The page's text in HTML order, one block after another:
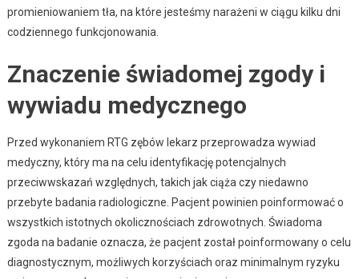
promieniowaniem tła, na które jesteśmy narażeni w ciągu kilku dni
codziennego funkcjonowania.
Znaczenie świadomej zgody i
wywiadu medycznego
Przed wykonaniem RTG zębów lekarz przeprowadza wywiad
medyczny, który ma na celu identyfikację potencjalnych
przeciwwskazań względnych, takich jak ciąża czy niedawno
przebyte badania radiologiczne. Pacjent powinien poinformować o
wszystkich istotnych okolicznościach zdrowotnych. Świadoma
zgoda na badanie oznacza, że pacjent został poinformowany o celu
diagnostycznym, możliwych korzyściach oraz minimalnym ryzyku